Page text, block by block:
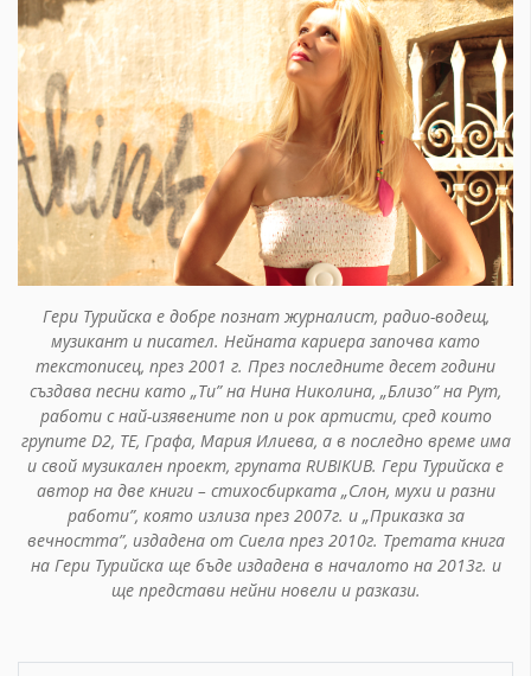
Гери Турийска е добре познат журналист, радио-водещ,
музикант и писател. Нейната кариера започва като
текстописец, през 2001 г. През последните десет години
създава песни като „Ти” на Нина Николина, „Близо” на Рут,
работи с най-изявените поп и рок артисти, сред които
групите D2, ТЕ, Графа, Мария Илиева, а в последно време има
и свой музикален проект, групата RUBIKUB. Гери Турийска е
автор на две книги – стихосбирката „Слон, мухи и разни
работи”, която излиза през 2007г. и „Приказка за
вечността”, издадена от Сиела през 2010г. Третата книга
на Гери Турийска ще бъде издадена в началото на 2013г. и
ще представи нейни новели и разкази.